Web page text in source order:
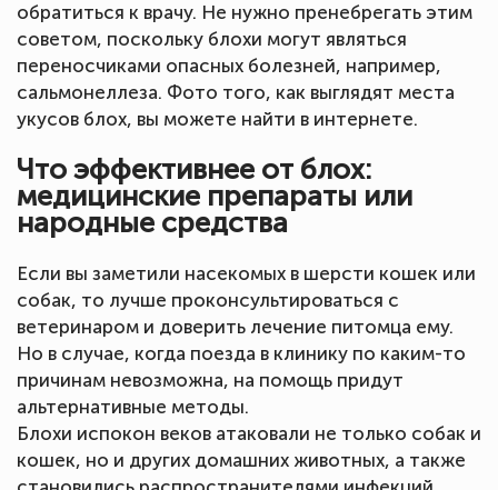
обратиться к врачу. Не нужно пренебрегать этим
советом, поскольку блохи могут являться
переносчиками опасных болезней, например,
сальмонеллеза. Фото того, как выглядят места
укусов блох, вы можете найти в интернете.
Что эффективнее от блох:
медицинские препараты или
народные средства
Если вы заметили насекомых в шерсти кошек или
собак, то лучше проконсультироваться с
ветеринаром и доверить лечение питомца ему.
Но в случае, когда поезда в клинику по каким-то
причинам невозможна, на помощь придут
альтернативные методы.
Блохи испокон веков атаковали не только собак и
кошек, но и других домашних животных, а также